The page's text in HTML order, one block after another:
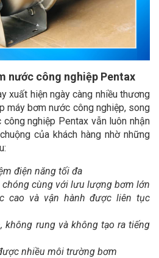
nước công nghiệp Pentax
xuất hiện ngày càng nhiều thương
máy bơm nước công nghiệp, song
nghiệp Pentax vẫn luôn nhận
của khách hàng nhờ những
điện năng tối đa
chóng cùng với lưu lượng bơm lớn
cao và vận hành được liên tục
không rung và không tạo ra tiếng
nhiều môi trường bơm